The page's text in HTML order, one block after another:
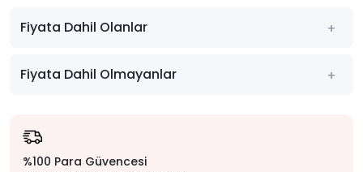
Fiyata Dahil Olanlar
Fiyata Dahil Olmayanlar
%100 Para Güvencesi